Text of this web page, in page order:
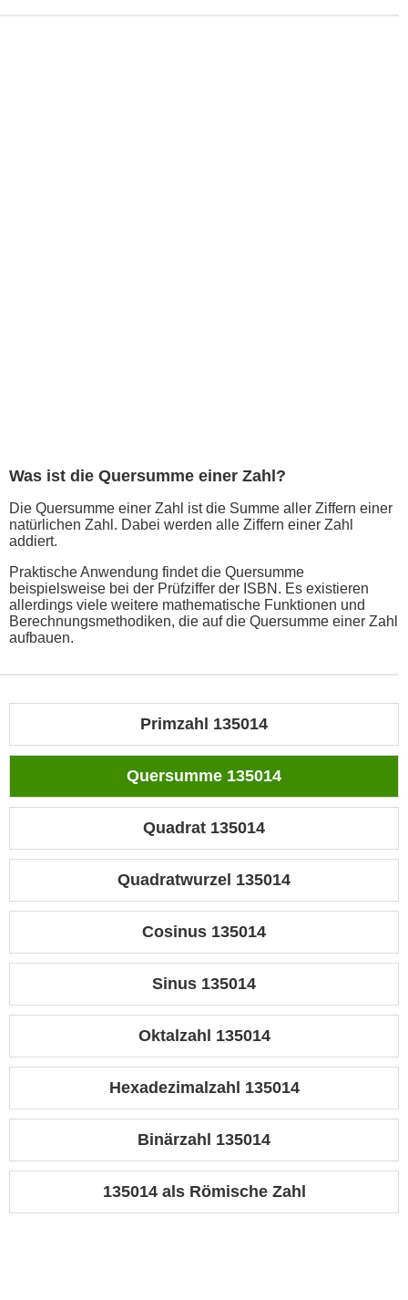
Was ist die Quersumme einer Zahl?
Die Quersumme einer Zahl ist die Summe aller Ziffern einer
natürlichen Zahl. Dabei werden alle Ziffern einer Zahl
addiert.
Praktische Anwendung findet die Quersumme
beispielsweise bei der Prüfziffer der ISBN. Es existieren
allerdings viele weitere mathematische Funktionen und
Berechnungsmethodiken, die auf die Quersumme einer Zahl
aufbauen.
Primzahl 135014
Quersumme 135014
Quadrat 135014
Quadratwurzel 135014
Cosinus 135014
Sinus 135014
Oktalzahl 135014
Hexadezimalzahl 135014
Binärzahl 135014
135014 als Römische Zahl